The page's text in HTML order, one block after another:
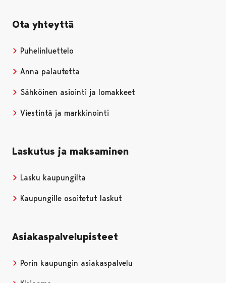
Ota yhteyttä
Puhelinluettelo
Anna palautetta
Sähköinen asiointi ja lomakkeet
Viestintä ja markkinointi
Laskutus ja maksaminen
Lasku kaupungilta
Kaupungille osoitetut laskut
Asiakaspalvelupisteet
Porin kaupungin asiakaspalvelu